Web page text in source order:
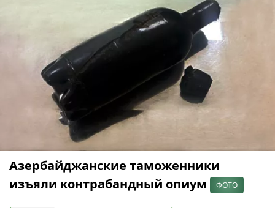
Азербайджанские таможенники
изъяли контрабандный опиум
ФОТО